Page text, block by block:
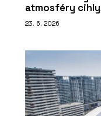
atmosféry
23. 6. 2026